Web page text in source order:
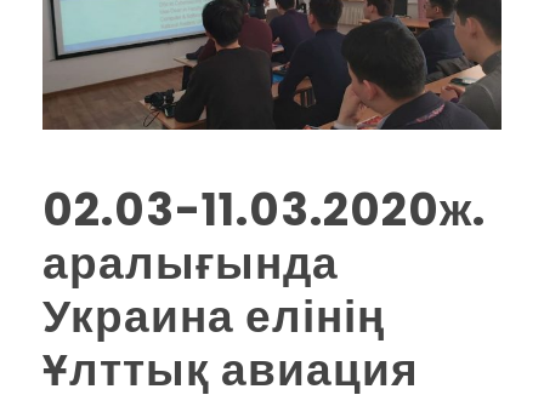
02.03-11.03.2020ж.
аралығында
Украина елінің
Ұлттық авиация